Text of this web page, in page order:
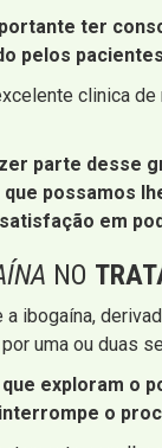
ter
pelos
clinica
parte desse
possamos
em
NO
ibogaína,
uma ou duas
exploram o
o